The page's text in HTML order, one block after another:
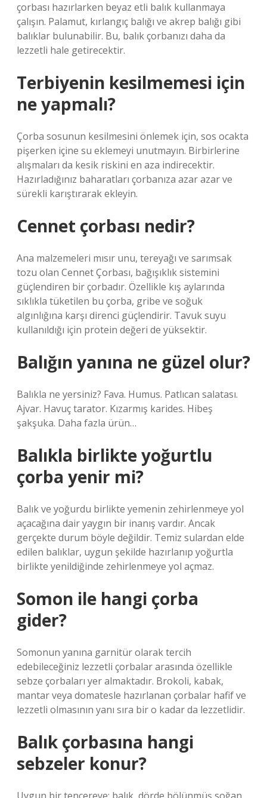
çorbası hazırlarken beyaz etli balık kullanmaya
çalışın. Palamut, kırlangıç ​​balığı ve akrep balığı gibi
balıklar bulunabilir. Bu, balık çorbanızı daha da
lezzetli hale getirecektir.
Terbiyenin kesilmemesi için
ne yapmalı?
Çorba sosunun kesilmesini önlemek için, sos ocakta
pişerken içine su eklemeyi unutmayın. Birbirlerine
alışmaları da kesik riskini en aza indirecektir.
Hazırladığınız baharatları çorbanıza azar azar ve
sürekli karıştırarak ekleyin.
Cennet çorbası nedir?
Ana malzemeleri mısır unu, tereyağı ve sarımsak
tozu olan Cennet Çorbası, bağışıklık sistemini
güçlendiren bir çorbadır. Özellikle kış aylarında
sıklıkla tüketilen bu çorba, gribe ve soğuk
algınlığına karşı direnci güçlendirir. Tavuk suyu
kullanıldığı için protein değeri de yüksektir.
Balığın yanına ne güzel olur?
Balıkla ne yersiniz? Fava. Humus. Patlıcan salatası.
Ajvar. Havuç tarator. Kızarmış karides. Hibeş
şakşuka. Daha fazla ürün…
Balıkla birlikte yoğurtlu
çorba yenir mi?
Balık ve yoğurdu birlikte yemenin zehirlenmeye yol
açacağına dair yaygın bir inanış vardır. Ancak
gerçekte durum böyle değildir. Temiz sulardan elde
edilen balıklar, uygun şekilde hazırlanıp yoğurtla
birlikte yenildiğinde zehirlenmeye yol açmaz.
Somon ile hangi çorba
gider?
Somonun yanına garnitür olarak tercih
edebileceğiniz lezzetli çorbalar arasında özellikle
sebze çorbaları yer almaktadır. Brokoli, kabak,
mantar veya domatesle hazırlanan çorbalar hafif ve
lezzetli olmasının yanı sıra bir o kadar da lezzetlidir.
Balık çorbasına hangi
sebzeler konur?